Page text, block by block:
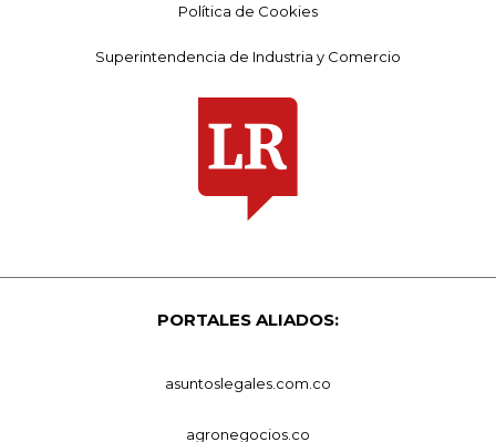
Política de Cookies
Superintendencia de Industria y Comercio
PORTALES ALIADOS:
asuntoslegales.com.co
agronegocios.co